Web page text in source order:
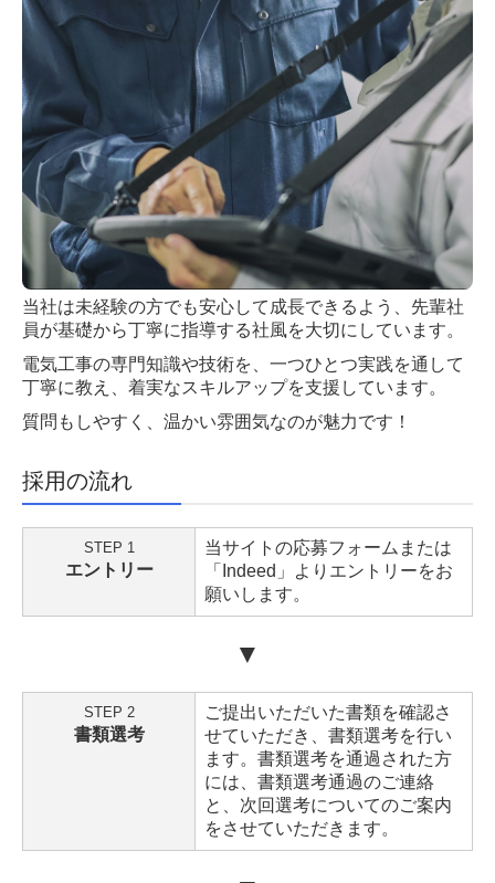
当社は未経験の方でも安心して成長できるよう、先輩社
員が基礎から丁寧に指導する社風を大切にしています。
電気工事の専門知識や技術を、一つひとつ実践を通して
丁寧に教え、着実なスキルアップを支援しています。
質問もしやすく、温かい雰囲気なのが魅力です！
採用の流れ
STEP 1
エントリー
当サイトの応募フォームまたは
「Indeed」よりエントリーをお
願いします。
▼
STEP 2
書類選考
ご提出いただいた書類を確認さ
せていただき、書類選考を行い
ます。書類選考を通過された方
には、書類選考通過のご連絡
と、次回選考についてのご案内
をさせていただきます。